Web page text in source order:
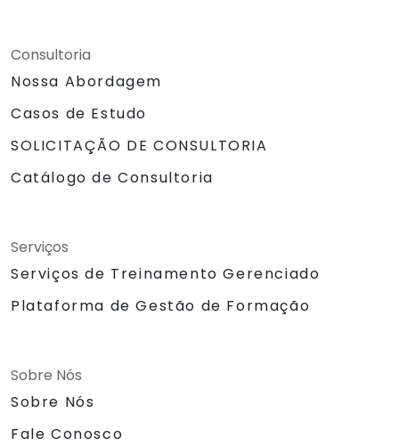
Consultoria
Nossa Abordagem
Casos de Estudo
SOLICITAÇÃO DE CONSULTORIA
Catálogo de Consultoria
Serviços
Serviços de Treinamento Gerenciado
Plataforma de Gestão de Formação
Sobre Nós
Sobre Nós
Fale Conosco